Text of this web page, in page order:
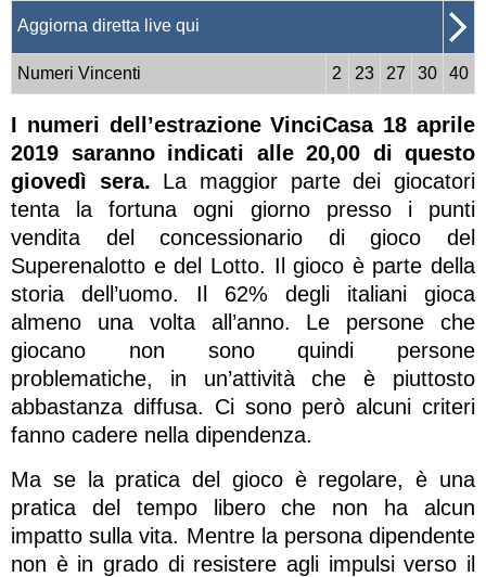
Aggiorna diretta live qui
Numeri Vincenti 2 23 27 30 40
I numeri dell’estrazione VinciCasa 18 aprile
2019 saranno indicati alle 20,00 di questo
giovedì sera. La maggior parte dei giocatori
tenta la fortuna ogni giorno presso i punti
vendita del concessionario di gioco del
Superenalotto e del Lotto. Il gioco è parte della
storia dell’uomo. Il 62% degli italiani gioca
almeno una volta all’anno. Le persone che
giocano non sono quindi persone
problematiche, in un’attività che è piuttosto
abbastanza diffusa. Ci sono però alcuni criteri
fanno cadere nella dipendenza.
Ma se la pratica del gioco è regolare, è una
pratica del tempo libero che non ha alcun
impatto sulla vita. Mentre la persona dipendente
non è in grado di resistere agli impulsi verso il